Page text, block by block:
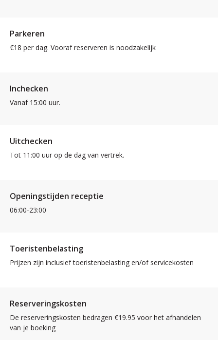
Parkeren
€18 per dag. Vooraf reserveren is noodzakelijk
Inchecken
Vanaf 15:00 uur.
Uitchecken
Tot 11:00 uur op de dag van vertrek.
Openingstijden receptie
06:00-23:00
Toeristenbelasting
Prijzen zijn inclusief toeristenbelasting en/of servicekosten
Reserveringskosten
De reserveringskosten bedragen €19.95 voor het afhandelen
van je boeking